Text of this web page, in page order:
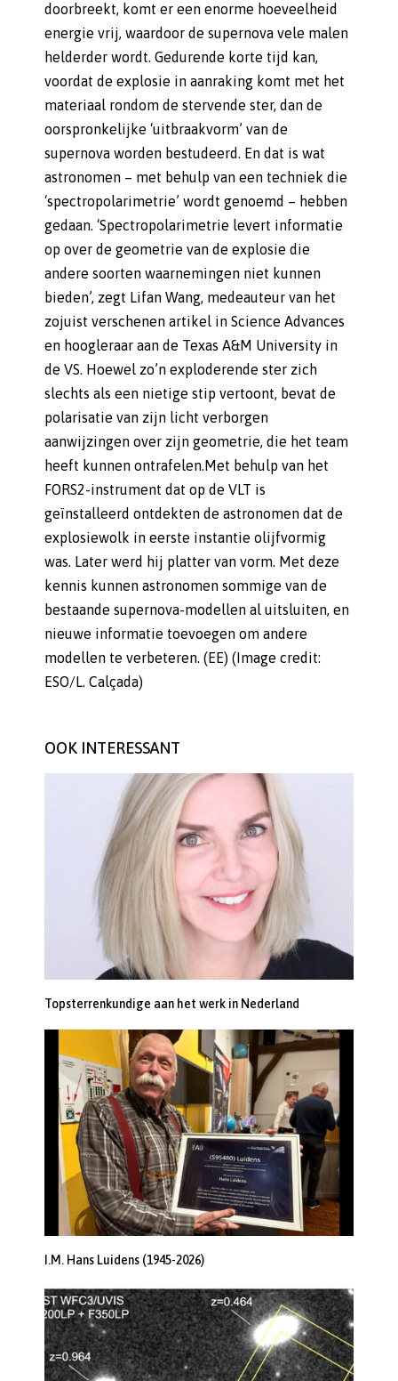
doorbreekt, komt er een enorme hoeveelheid
energie vrij, waardoor de supernova vele malen
helderder wordt. Gedurende korte tijd kan,
voordat de explosie in aanraking komt met het
materiaal rondom de stervende ster, dan de
oorspronkelijke ‘uitbraakvorm’ van de
supernova worden bestudeerd. En dat is wat
astronomen – met behulp van een techniek die
‘spectropolarimetrie’ wordt genoemd – hebben
gedaan. ‘Spectropolarimetrie levert informatie
op over de geometrie van de explosie die
andere soorten waarnemingen niet kunnen
bieden’, zegt Lifan Wang, medeauteur van het
zojuist verschenen artikel in Science Advances
en hoogleraar aan de Texas A&M University in
de VS. Hoewel zo’n exploderende ster zich
slechts als een nietige stip vertoont, bevat de
polarisatie van zijn licht verborgen
aanwijzingen over zijn geometrie, die het team
heeft kunnen ontrafelen.Met behulp van het
FORS2-instrument dat op de VLT is
geïnstalleerd ontdekten de astronomen dat de
explosiewolk in eerste instantie olijfvormig
was. Later werd hij platter van vorm. Met deze
kennis kunnen astronomen sommige van de
bestaande supernova-modellen al uitsluiten, en
nieuwe informatie toevoegen om andere
modellen te verbeteren. (EE) (Image credit:
ESO/L. Calçada)
OOK INTERESSANT
Topsterrenkundige aan het werk in Nederland
I.M. Hans Luidens (1945-2026)